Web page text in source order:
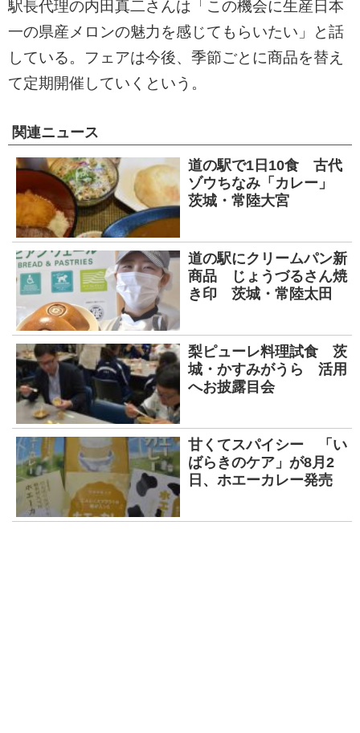
駅長代理の内田真二さんは「この機会に生産日本
一の県産メロンの魅力を感じてもらいたい」と話
している。フェアは今後、季節ごとに商品を替え
て定期開催していくという。
関連ニュース
道の駅で1日10食 古代
ゾウちなみ「カレー」
茨城・常陸大宮
道の駅にクリームパン新
商品 じょうづるさん焼
き印 茨城・常陸太田
梨ピューレ料理試食 茨
城・かすみがうら 活用
へお披露目会
甘くてスパイシー 「い
ばらきのケア」が8月2
日、ホエーカレー発売